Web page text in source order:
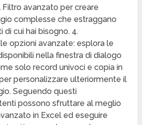
avanzato per creare
complesse che estraggano
cui hai bisogno. 4.
opzioni avanzate: esplora le
nella finestra di dialogo
solo record univoci e copia in
personalizzare ulteriormente il
Seguendo questi
possono sfruttare al meglio
in Excel ed eseguire